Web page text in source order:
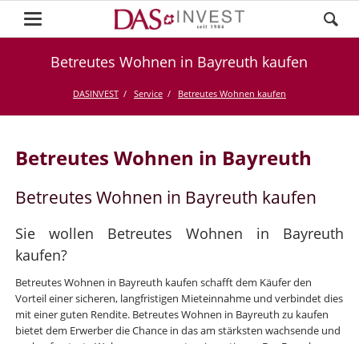
Betreutes Wohnen in Bayreuth kaufen
DASINVEST Service Betreutes Wohnen kaufen
Betreutes Wohnen in Bayreuth
Betreutes Wohnen in Bayreuth kaufen
Sie wollen Betreutes Wohnen in Bayreuth
kaufen?
Betreutes Wohnen in Bayreuth kaufen schafft dem Käufer den
Vorteil einer sicheren, langfristigen Mieteinnahme und verbindet dies
mit einer guten Rendite. Betreutes Wohnen in Bayreuth zu kaufen
bietet dem Erwerber die Chance in das am stärksten wachsende und